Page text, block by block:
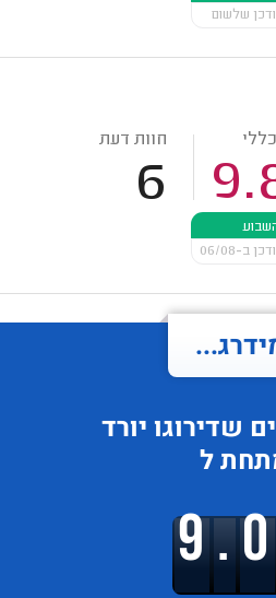
שלשום
חוות דעת
6
ב-06/08
שדירוגו יורד
ל